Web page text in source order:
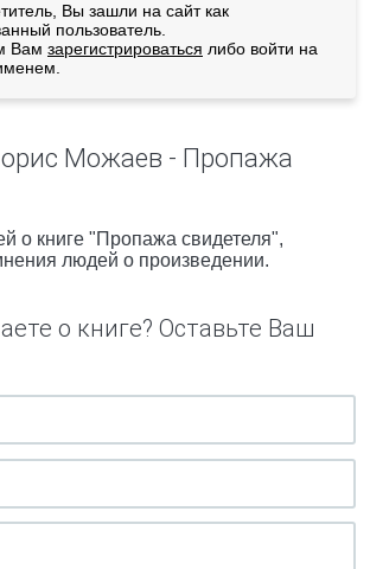
Вы зашли на сайт как
пользователь.
Вам зарегистрироваться либо войти на
Можаев - Пропажа
о книге "Пропажа свидетеля",
людей о произведении.
о книге? Оставьте Ваш